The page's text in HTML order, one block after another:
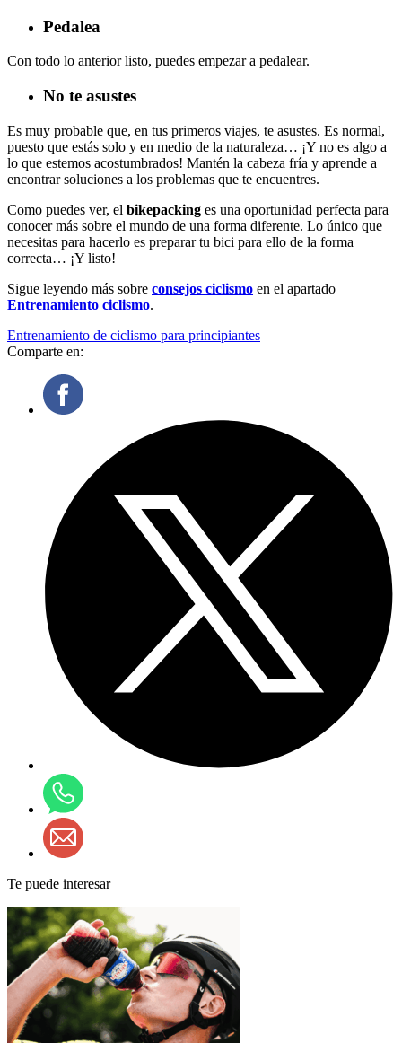
Pedalea
Con todo lo anterior listo, puedes empezar a pedalear.
No te asustes
Es muy probable que, en tus primeros viajes, te asustes. Es normal,
puesto que estás solo y en medio de la naturaleza… ¡Y no es algo a
lo que estemos acostumbrados! Mantén la cabeza fría y aprende a
encontrar soluciones a los problemas que te encuentres.
Como puedes ver, el bikepacking es una oportunidad perfecta para
conocer más sobre el mundo de una forma diferente. Lo único que
necesitas para hacerlo es preparar tu bici para ello de la forma
correcta… ¡Y listo!
Sigue leyendo más sobre consejos ciclismo en el apartado
Entrenamiento ciclismo.
Entrenamiento de ciclismo para principiantes
Comparte en:
Te puede interesar